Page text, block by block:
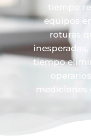
tiempo
equipos
roturas
tiempo
mediciones